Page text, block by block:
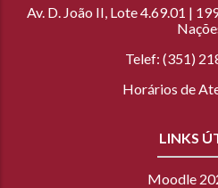
Av. D. João II, Lote 4.69.01 |
Telef: (351)
Horários de
LINKS
Moodle